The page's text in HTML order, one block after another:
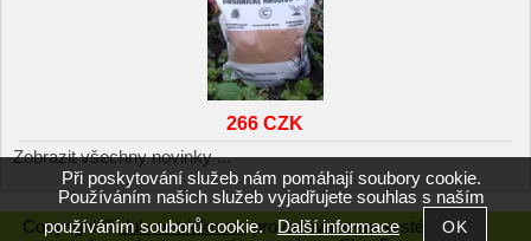
266 CZK
Zobrazit všechny novinky ...
Copyright ©duhovetricko.cz,provozováno na systému
Při poskytování služeb nám pomáhají soubory cookie.
Používáním našich služeb vyjadřujete souhlas s naším
používáním souborů cookie.Další informace